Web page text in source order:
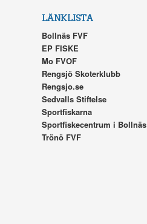
LÄNKLISTA
Bollnäs FVF
EP FISKE
Mo FVOF
Rengsjö Skoterklubb
Rengsjo.se
Sedvalls Stiftelse
Sportfiskarna
Sportfiskecentrum i Bollnäs
Trönö FVF